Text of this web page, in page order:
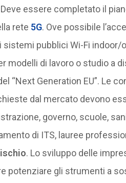
Deve essere completato il
rete 5G. Ove possibile
sistemi pubblici Wi-Fi
modelli di lavoro o studio a
“Next Generation EU”. Le
dal mercato devono
governo, scuole,
di ITS, lauree
. Lo sviluppo delle
potenziare gli strumenti a